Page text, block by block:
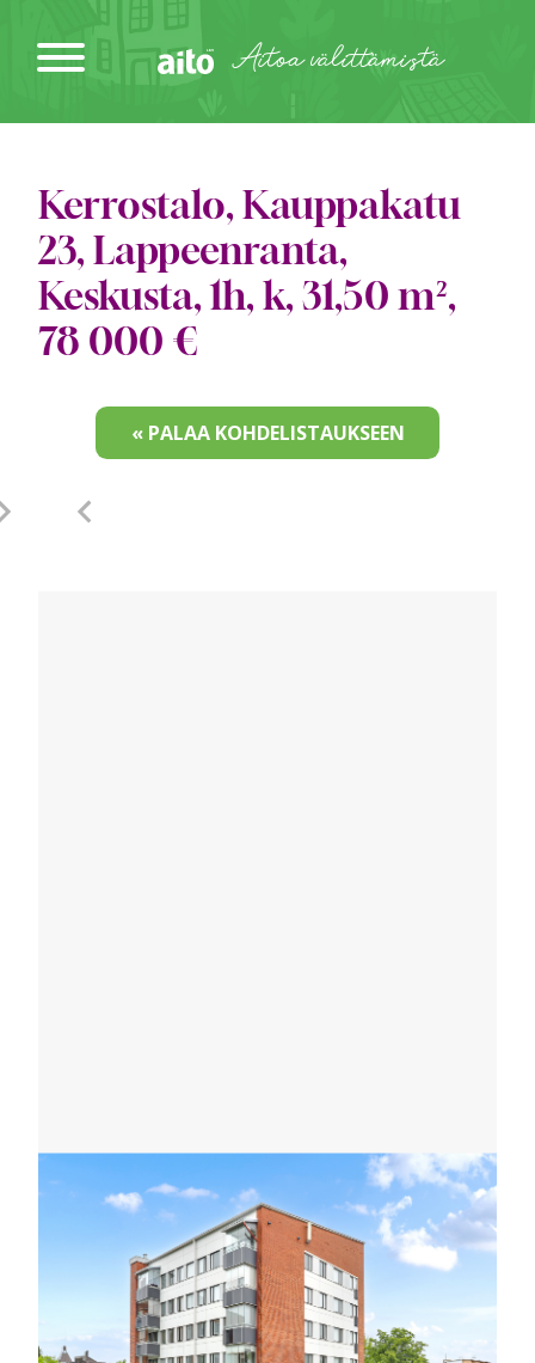
sisältöön
Aitoa välittämistä
Kerrostalo, Kauppakatu
23, Lappeenranta,
Keskusta, 1h, k, 31,50 m²,
78 000 €
« PALAA KOHDELISTAUKSEEN